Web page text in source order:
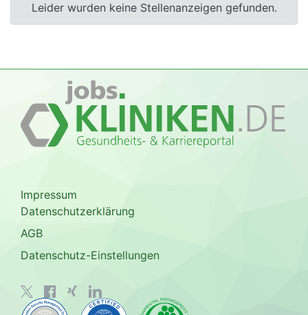
Leider wurden keine Stellenanzeigen gefunden.
Impressum
Datenschutzerklärung
AGB
Datenschutz-Einstellungen